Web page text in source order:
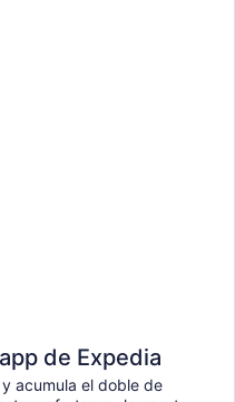
de Expedia
acumula el doble de